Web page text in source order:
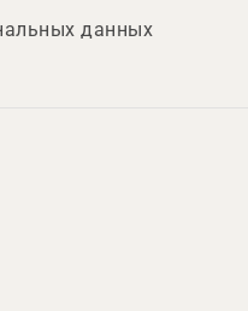
данных